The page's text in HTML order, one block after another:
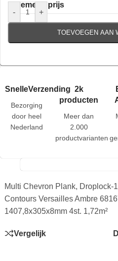
Algemene prijs
-
+
TOEVOEGEN AAN
SnelleVerzending
Bezorging
door heel
Nederland
2k
producten
Meer dan
2.000
productvarianten
Multi Chevron Plank, Droplock-
Contours Versailles Ambre
1407,8x305x8mm 4st. 1,72m²
Vergelijk